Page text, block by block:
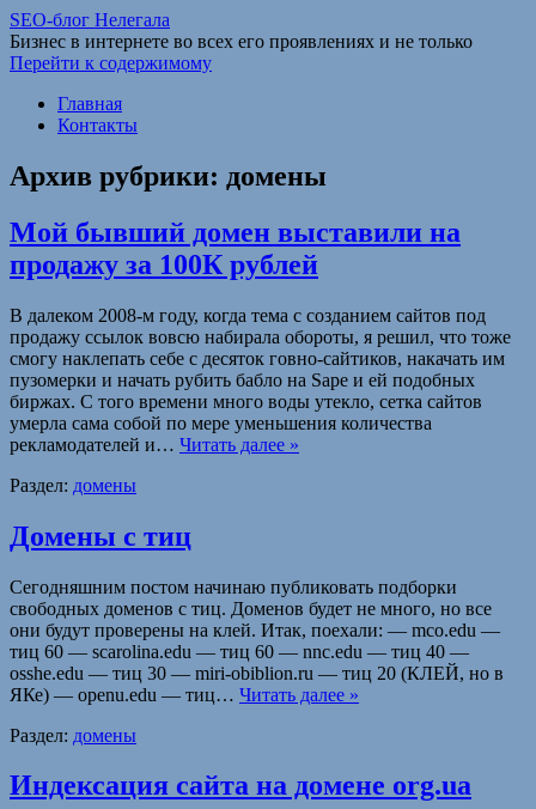
SEO-блог Нелегала
Бизнес в интернете во всех его проявлениях и не только
Перейти к содержимому
Главная
Контакты
Архив рубрики: домены
Мой бывший домен выставили на
продажу за 100К рублей
В далеком 2008-м году, когда тема с созданием сайтов под
продажу ссылок вовсю набирала обороты, я решил, что тоже
смогу наклепать себе с десяток говно-сайтиков, накачать им
пузомерки и начать рубить бабло на Sape и ей подобных
биржах. С того времени много воды утекло, сетка сайтов
умерла сама собой по мере уменьшения количества
рекламодателей и… Читать далее »
Раздел: домены
Домены с тиц
Сегодняшним постом начинаю публиковать подборки
свободных доменов с тиц. Доменов будет не много, но все
они будут проверены на клей. Итак, поехали: — mco.edu —
тиц 60 — scarolina.edu — тиц 60 — nnc.edu — тиц 40 —
osshe.edu — тиц 30 — miri-obiblion.ru — тиц 20 (КЛЕЙ, но в
ЯКе) — openu.edu — тиц… Читать далее »
Раздел: домены
Индексация сайта на домене org.ua